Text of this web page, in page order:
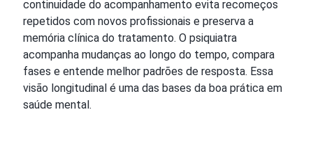
continuidade do acompanhamento evita recomeços
repetidos com novos profissionais e preserva a
memória clínica do tratamento. O psiquiatra
acompanha mudanças ao longo do tempo, compara
fases e entende melhor padrões de resposta. Essa
visão longitudinal é uma das bases da boa prática em
saúde mental.